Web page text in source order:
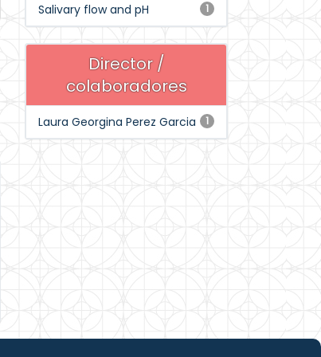
1
Salivary flow and pH
Director /
colaboradores
1
Laura Georgina Perez Garcia